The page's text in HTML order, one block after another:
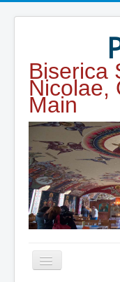
Biserica
Nicolae,
Main